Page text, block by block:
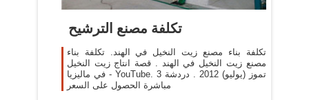
تكلفة مصنع الترشيح
تكلفة بناء مصنع زيت النخيل في الهند. تكلفة بناء
مصنع زيت النخيل في الهند . قصة انتاج زيت النخيل
في ماليزيا - YouTube. 3 تموز (يوليو) 2012 . دردشة
مباشرة الحصول على السعر